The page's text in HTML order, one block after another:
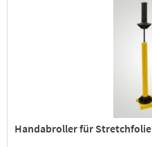
Handabroller für Stretchfolie